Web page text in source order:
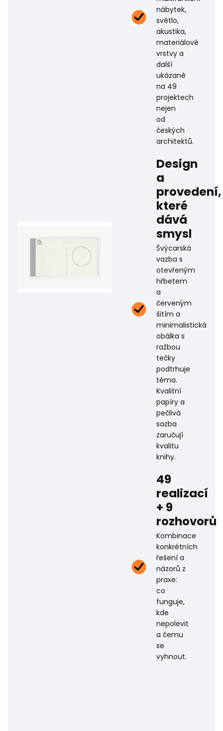
nábytek,
světlo,
akustika,
materiálové
vrstvy a
další
ukázané
na 49
projektech
nejen
od
českých
architektů.
Design
a
provedení,
které
dává
smysl
Švýcarská
vazba s
otevřeným
hřbetem
a
červeným
šitím a
minimalistická
obálka s
ražbou
tečky
podtrhuje
téma.
Kvalitní
papíry a
pečlivá
sazba
zaručují
kvalitu
knihy.
49
realizací
+ 9
rozhovorů
Kombinace
konkrétních
řešení a
názorů z
praxe:
co
funguje,
kde
nepolevit
a čemu
se
vyhnout.